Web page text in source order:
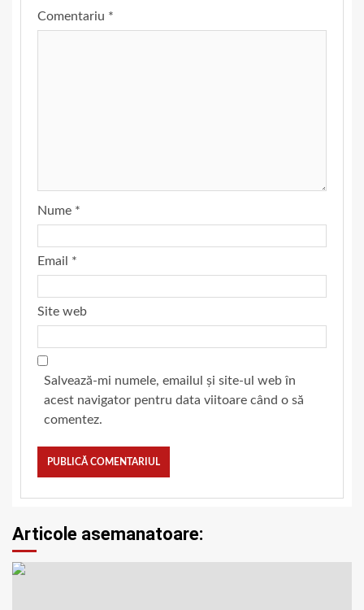
Comentariu *
Nume *
Email *
Site web
Salvează-mi numele, emailul și site-ul web în
acest navigator pentru data viitoare când o să
comentez.
Articole asemanatoare: